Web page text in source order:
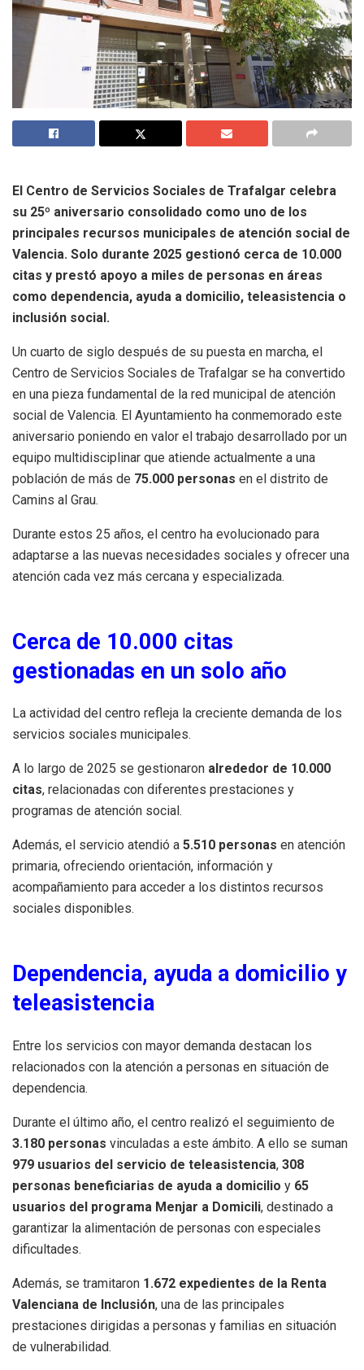
El Centro de Servicios Sociales de Trafalgar celebra
su 25º aniversario consolidado como uno de los
principales recursos municipales de atención social de
Valencia. Solo durante 2025 gestionó cerca de 10.000
citas y prestó apoyo a miles de personas en áreas
como dependencia, ayuda a domicilio, teleasistencia o
inclusión social.
Un cuarto de siglo después de su puesta en marcha, el
Centro de Servicios Sociales de Trafalgar se ha convertido
en una pieza fundamental de la red municipal de atención
social de Valencia. El Ayuntamiento ha conmemorado este
aniversario poniendo en valor el trabajo desarrollado por un
equipo multidisciplinar que atiende actualmente a una
población de más de 75.000 personas en el distrito de
Camins al Grau.
Durante estos 25 años, el centro ha evolucionado para
adaptarse a las nuevas necesidades sociales y ofrecer una
atención cada vez más cercana y especializada.
Cerca de 10.000 citas
gestionadas en un solo año
La actividad del centro refleja la creciente demanda de los
servicios sociales municipales.
A lo largo de 2025 se gestionaron alrededor de 10.000
citas, relacionadas con diferentes prestaciones y
programas de atención social.
Además, el servicio atendió a 5.510 personas en atención
primaria, ofreciendo orientación, información y
acompañamiento para acceder a los distintos recursos
sociales disponibles.
Dependencia, ayuda a domicilio y
teleasistencia
Entre los servicios con mayor demanda destacan los
relacionados con la atención a personas en situación de
dependencia.
Durante el último año, el centro realizó el seguimiento de
3.180 personas vinculadas a este ámbito. A ello se suman
979 usuarios del servicio de teleasistencia, 308
personas beneficiarias de ayuda a domicilio y 65
usuarios del programa Menjar a Domicili, destinado a
garantizar la alimentación de personas con especiales
dificultades.
Además, se tramitaron 1.672 expedientes de la Renta
Valenciana de Inclusión, una de las principales
prestaciones dirigidas a personas y familias en situación
de vulnerabilidad.